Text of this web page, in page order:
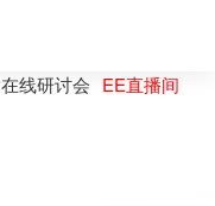
在线研讨会 EE直播间